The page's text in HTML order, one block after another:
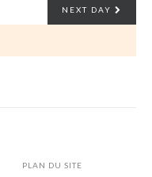
NEXT DAY
PLAN DU SITE